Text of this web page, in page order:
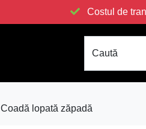
Costul de
Caută
Coadă lopată zăpadă